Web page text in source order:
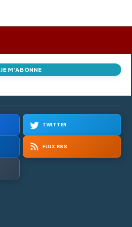
JE M'ABONNE
TWITTER
FLUX RSS